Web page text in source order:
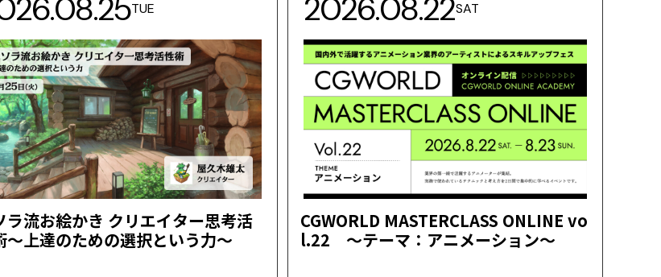
TUE
ラ流お絵かき クリエイター思考活
～上達のための選択という力～
2026.08.22SAT
CGWORLD MASTERCLASS ONLINE vo
l.22 ～テーマ：アニメーション～